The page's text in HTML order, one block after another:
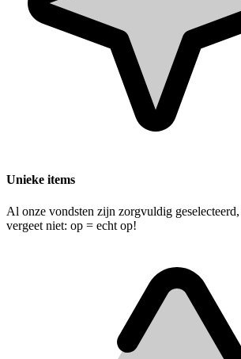
Unieke items
Al onze vondsten zijn zorgvuldig
vergeet niet: op = echt op!